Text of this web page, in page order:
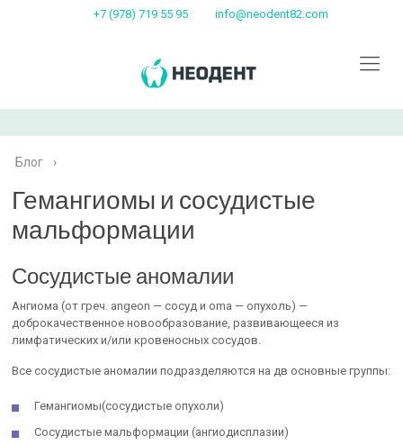
+7 (978) 719 55 95 info@neodent82.com
Блог ›
Гемангиомы и сосудистые
мальформации
Сосудистые аномалии
Ангиома (от греч. angeon — сосуд и oma — опухоль) —
доброкачественное новообразование, развивающееся из
лимфатических и/или кровеносных сосудов.
Все сосудистые аномалии подразделяются на дв основные группы:
Гемангиомы(сосудистые опухоли)
Сосудистые мальформации (ангиодисплазии)